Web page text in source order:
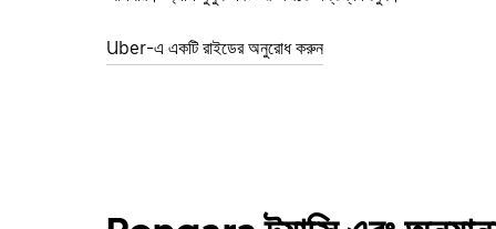
Uber-এ একটি রাইডের অনুরোধ করুন